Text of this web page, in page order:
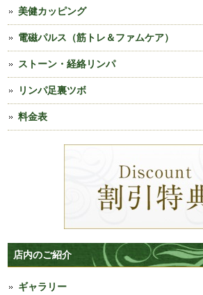
美健カッピング
電磁パルス（筋トレ＆ファムケア）
ストーン・経絡リンパ
リンパ足裏ツボ
料金表
店内のご紹介
ギャラリー